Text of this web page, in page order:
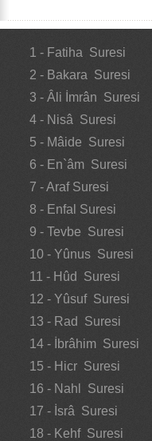
1 - Fatiha Suresi
2 - Bakara Suresi
3 - Âli İmrân Suresi
4 - Nisâ Suresi
5 - Mâide Suresi
6 - En`âm Suresi
7 - Araf Suresi
8 - Enfal Suresi
9 - Tevbe Suresi
10 - Yûnus Suresi
11 - Hûd Suresi
12 - Yûsuf Suresi
13 - Rad Suresi
14 - İbrâhim Suresi
15 - Hicr Suresi
16 - Nahl Suresi
17 - İsrâ Suresi
18 - Kehf Suresi